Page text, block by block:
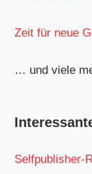
Zeit für neue
… und viele
Selfpublisher-